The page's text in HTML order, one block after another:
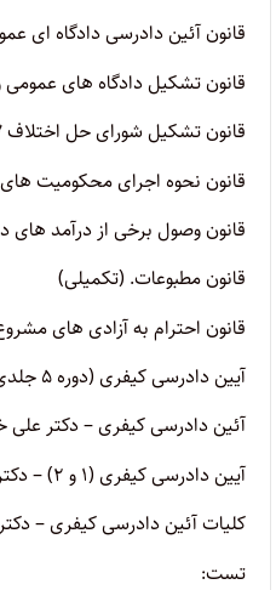
قانون آئین دادرسی دادگاه ای
قانون تشکیل دادگاه های عمومی
قانون تشکیل شورای حل اختلاف ۱۳۸۷ و آئین نامه اجرائی ۱۳۸۸.
قانون نحوه اجرای محکومیت های مالی ۱۳۷۶.
قانون وصول برخی از درآمد های دولت و
قانون مطبوعات. (تکمیلی)
قانون احترام به آزادی های مشروع و
آیین دادرسی کیفری (دوره ۵ جلدی) – دکتر محمود آخوندی.
آئین دادرسی کیفری – دکتر علی
آیین دادرسی کیفری (۱ و ۲) – دکتر محمد آشوری. (تکمیلی)
کلیات آئین دادرسی کیفری –
تست: